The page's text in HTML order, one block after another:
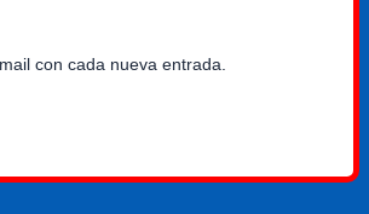
con cada nueva entrada.